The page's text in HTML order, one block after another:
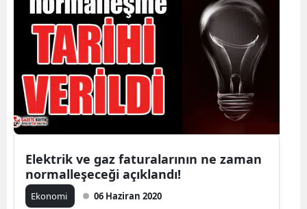
Elektrik ve gaz faturalarının ne zaman
normalleşeceği açıklandı!
Ekonomi 06 Haziran 2020